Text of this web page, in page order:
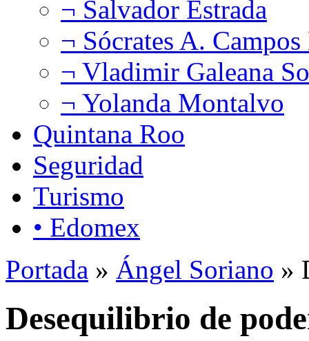
¬ Salvador Estrada
¬ Sócrates A.
¬ Vladimir Galeana
¬ Yolanda Montalvo
Quintana Roo
Seguridad
Turismo
• Edomex
Portada » Ángel Soriano »
Desequilibrio de